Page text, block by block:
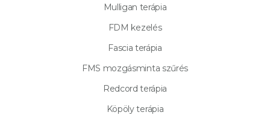
Mulligan terápia
FDM kezelés
Fascia terápia
FMS mozgásminta szűrés
Redcord terápia
Köpöly terápia